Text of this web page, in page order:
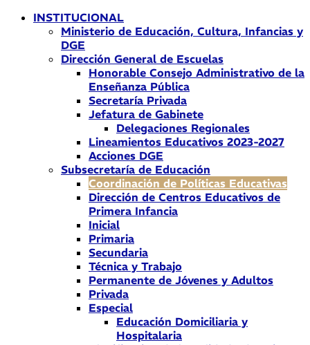
INSTITUCIONAL
Ministerio de Educación, Cultura, Infancias y
DGE
Dirección General de Escuelas
Honorable Consejo Administrativo de la
Enseñanza Pública
Secretaría Privada
Jefatura de Gabinete
Delegaciones Regionales
Lineamientos Educativos 2023-2027
Acciones DGE
Subsecretaría de Educación
Coordinación de Políticas Educativas
Dirección de Centros Educativos de
Primera Infancia
Inicial
Primaria
Secundaria
Técnica y Trabajo
Permanente de Jóvenes y Adultos
Privada
Especial
Educación Domiciliaria y
Hospitalaria